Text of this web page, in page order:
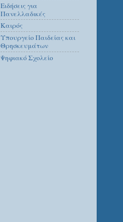
Ειδήσεις για
Πανελλαδικές
Καιρός
Υπουργείο Παιδείας και
Θρησκευμάτων
Ψηφιακό Σχολείο